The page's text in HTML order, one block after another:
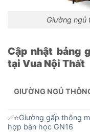
Giường ngủ
Cập nhật bảng
tại Vua Nội Thất
GIƯỜNG NGỦ
✅⭐️Giường gấp thông
hợp bàn học GN16